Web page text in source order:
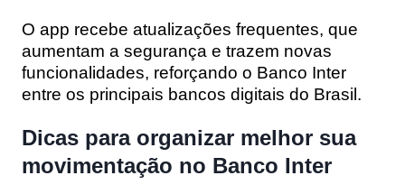
O app recebe atualizações frequentes, que
aumentam a segurança e trazem novas
funcionalidades, reforçando o Banco Inter
entre os principais bancos digitais do Brasil.
Dicas para organizar melhor sua
movimentação no Banco Inter